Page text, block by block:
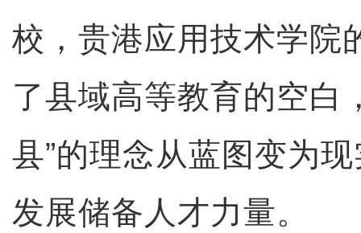
校，贵港应用技术学院
了县域高等教育的空白
县”的理念从蓝图变为
发展储备人才力量。